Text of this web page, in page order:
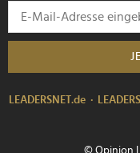
LEADERSNET.de